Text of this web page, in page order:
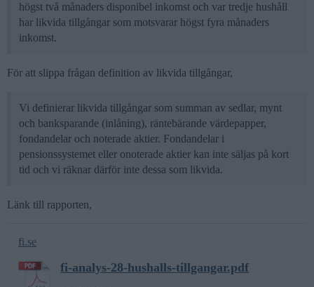
högst två månaders disponibel inkomst och var tredje hushåll
har likvida tillgångar som motsvarar högst fyra månaders
inkomst.
För att slippa frågan definition av likvida tillgångar,
Vi definierar likvida tillgångar som summan av sedlar, mynt
och banksparande (inlåning), räntebärande värdepapper,
fondandelar och noterade aktier. Fondandelar i
pensionssystemet eller onoterade aktier kan inte säljas på kort
tid och vi räknar därför inte dessa som likvida.
Länk till rapporten,
fi.se
fi-analys-28-hushalls-tillgangar.pdf